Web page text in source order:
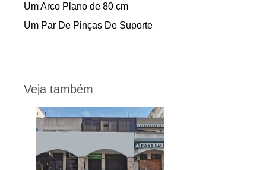
Um Arco Plano de 80 cm
Um Par De Pinças De Suporte
Veja também